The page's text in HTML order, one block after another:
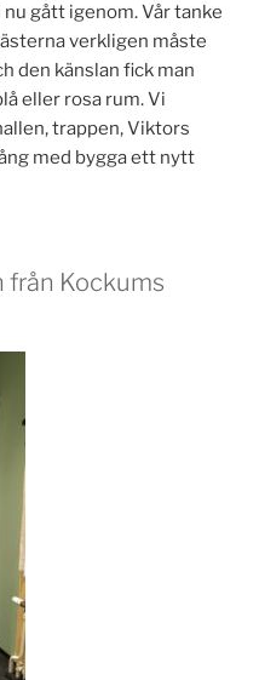
gått igenom. Vår tanke
verkligen måste
den känslan fick man
eller rosa rum. Vi
trappen, Viktors
med bygga ett nytt
från Kockums